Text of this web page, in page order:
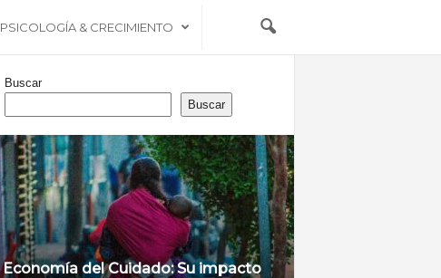
PSICOLOGÍA & CRECIMIENTO
Buscar
Buscar
Economía del Cuidado: Su impacto